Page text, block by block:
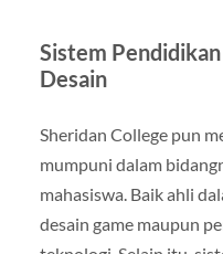
Sistem
Desain
Sheridan College pun
mumpuni dalam
mahasiswa. Baik ahli
desain game maupun